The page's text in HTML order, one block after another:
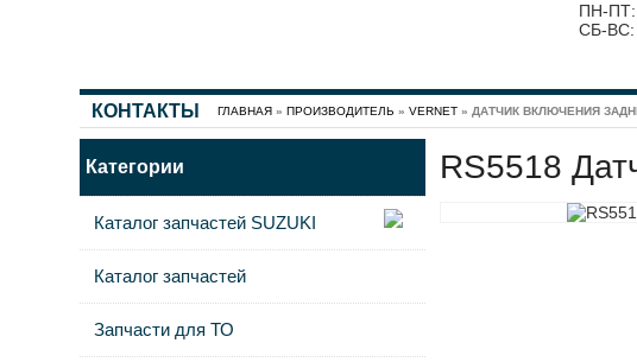
ПН-ПТ:
СБ-ВС:
КОНТАКТЫ ГЛАВНАЯ »ПРОИЗВОДИТЕЛЬ »VERNET » ДАТЧИК ВКЛЮЧЕНИЯ
RS5518
Категории
Каталог запчастей SUZUKI
Каталог запчастей
Запчасти для ТО